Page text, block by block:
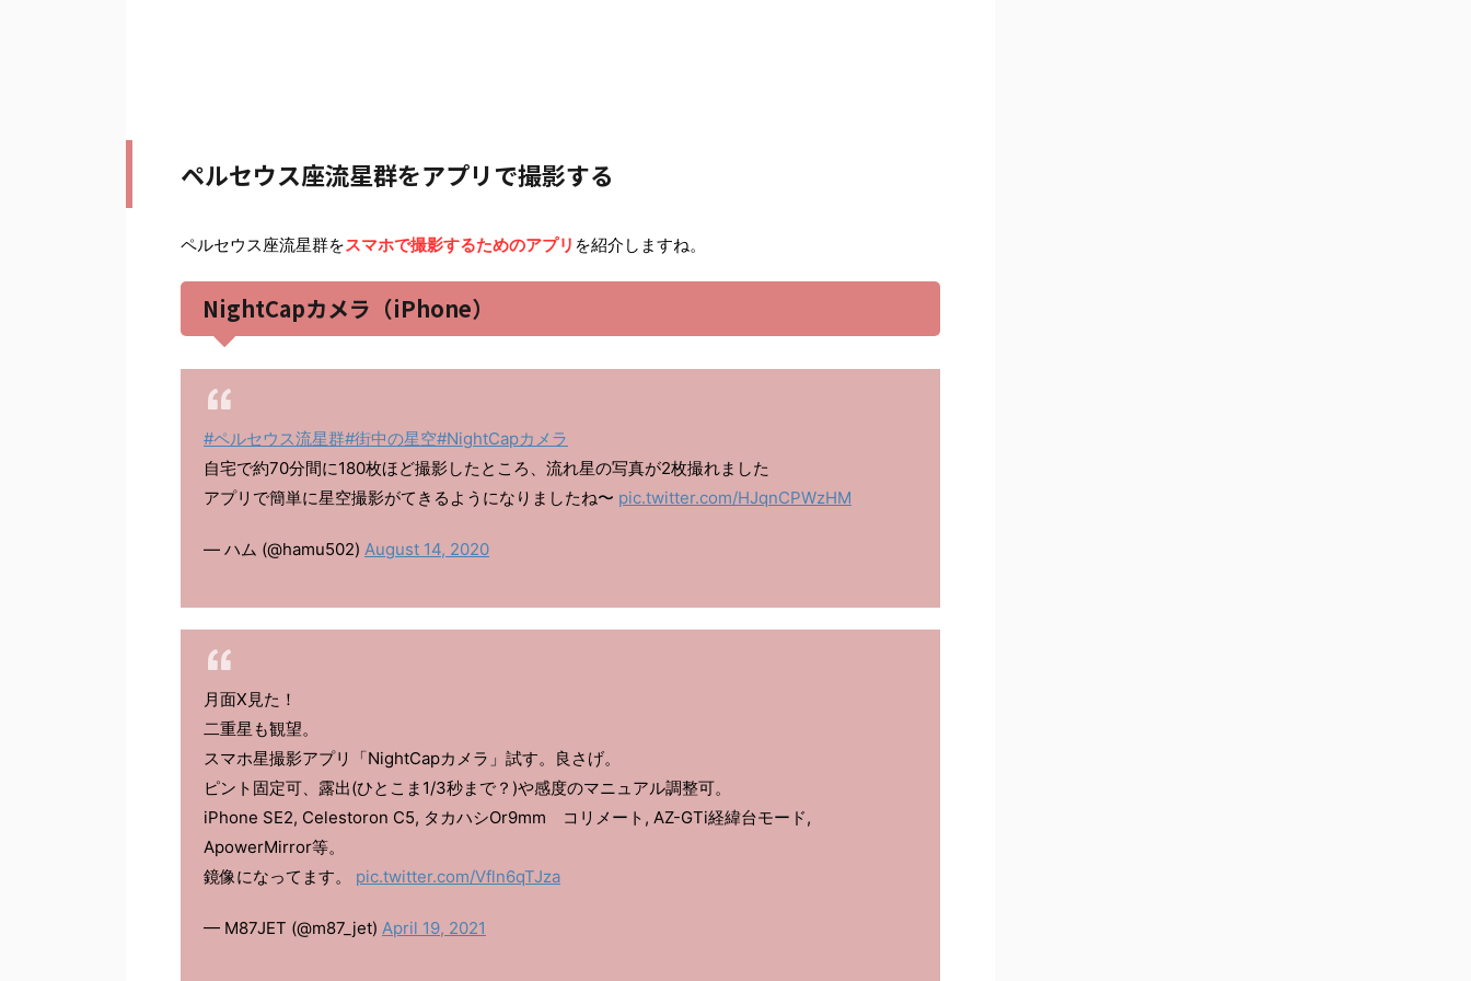
ペルセウス座流星群をアプリで撮影する
ペルセウス座流星群をスマホで撮影するためのアプリ を紹介しますね。
NightCapカメラ（iPhone）
#ペルセウス流星群#街中の星空#NightCapカメラ
自宅で約70分間に180枚ほど撮影したところ、流れ星の写真が2枚撮れました
アプリで簡単に星空撮影がてきるようになりましたね〜 pic.twitter.com/HJqnCPWzHM
— ハム (@hamu502) August 14, 2020
月面X見た！
二重星も観望。
スマホ星撮影アプリ「NightCapカメラ」試す。良さげ。
ピント固定可、露出(ひとこま1/3秒まで？)や感度のマニュアル調整可。
iPhone SE2, Celestoron C5, タカハシOr9mm コリメート, AZ-GTi経緯台モード,
ApowerMirror等。
鏡像になってます。 pic.twitter.com/Vfln6qTJza
— M87JET (@m87_jet) April 19, 2021